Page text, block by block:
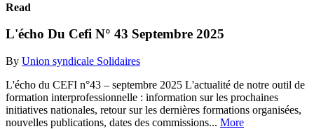
Read
L'écho Du Cefi N° 43 Septembre 2025
By Union syndicale Solidaires
L'écho du CEFI n°43 – septembre 2025 L'actualité de notre outil de
formation interprofessionnelle : information sur les prochaines
initiatives nationales, retour sur les dernières formations organisées,
nouvelles publications, dates des commissions... More